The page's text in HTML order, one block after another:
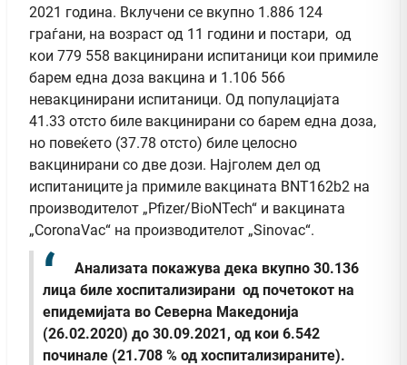
2021 година. Вклучени се вкупно 1.886 124
граѓани, на возраст од 11 години и постари, од
кои 779 558 вакцинирани испитаници кои примиле
барем една доза вакцина и 1.106 566
невакцинирани испитаници. Од популацијата
41.33 отсто биле вакцинирани со барем една доза,
но повеќето (37.78 отсто) биле целосно
вакцинирани со две дози. Најголем дел од
испитаниците ја примиле вакцината BNT162b2 на
производителот „Pfizer/BioNTech“ и вакцината
„CoronaVac“ на производителот „Sinovac“.
Анализата покажува дека вкупно 30.136
лица биле хоспитализирани од почетокот на
епидемијата во Северна Македонија
(26.02.2020) до 30.09.2021, од кои 6.542
починале (21.708 % од хоспитализираните).